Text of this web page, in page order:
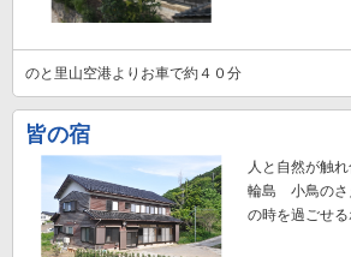
のと里山空港よりお車で約４０分
皆の宿
人と自然が触
輪島 小鳥のさ
の時を過ごせ